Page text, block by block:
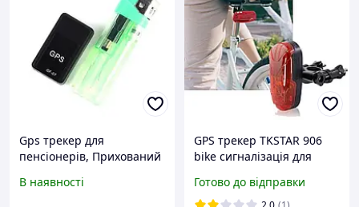
Gps трекер для
пенсіонерів, Прихований
Якісний gps трекер, Gps
В наявності
GPS трекер TKSTAR 906
bike сигналізація для
мотоцикла самокату TK
Готово до відправки